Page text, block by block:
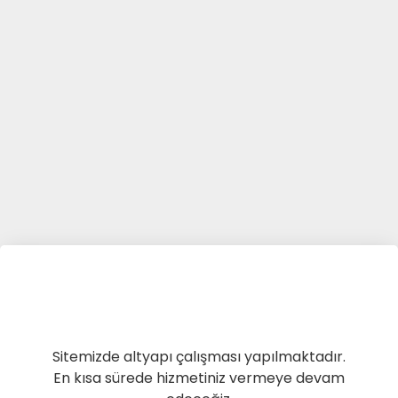
Sitemizde altyapı çalışması yapılmaktadır.
En kısa sürede hizmetiniz vermeye devam